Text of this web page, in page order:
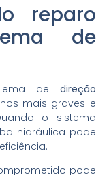
reparo
de
de direção
mais graves e
o sistema
hidráulica pode
pode